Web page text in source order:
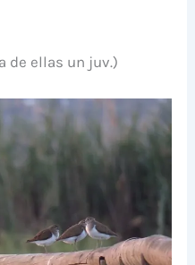
de ellas un juv.)